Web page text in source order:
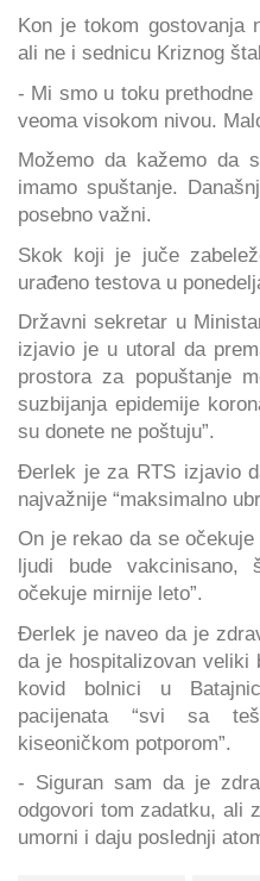
Kon je tokom gostovanja
ali ne i sednicu Kriznog
- Mi smo u toku
veoma visokom nivou.
Možemo da kažemo da
imamo spuštanje.
posebno važni.
Skok koji je juče
urađeno testova u
Državni sekretar u
izjavio je u utoral da
prostora za popuštanje
suzbijanja epidemije
su donete ne poštuju”.
Đerlek je za RTS izjavio
najvažnije “maksimalno
On je rekao da se
ljudi bude
očekuje mirnije leto”.
Đerlek je naveo da je
da je hospitalizovan veliki
kovid bolnici u
pacijenata “svi sa
kiseoničkom potporom”.
- Siguran sam da je
odgovori tom zadatku, ali
umorni i daju poslednji